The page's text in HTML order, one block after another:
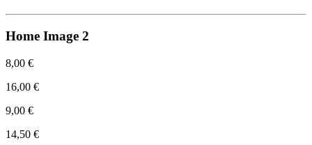
Home Image 2
8,00 €
16,00 €
9,00 €
14,50 €